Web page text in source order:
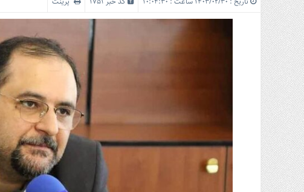
سرمایه
و
بورس
مسکن
و
شهری
نفت،
گاز
و
پتروشیمی
صنعت
و
خودرو